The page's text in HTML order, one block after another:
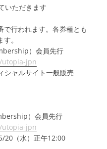
いただきます
行われます。各券種とも
。
）会員先行
utopia-jpn
シャルサイト一般販売
）会員先行
utopia-jpn
20（水）正午12:00